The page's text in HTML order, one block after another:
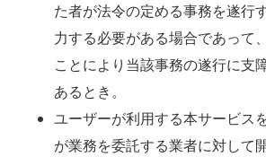
た者が法令の定める事務を遂行
力する必要がある場合であって
ことにより当該事務の遂行に支
あるとき。
ユーザーが利用する本サービス
が業務を委託する業者に対して